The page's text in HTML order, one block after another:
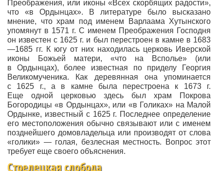
Преображения, или иконы «Всех скорбящих радости»,
что «в Ордынцах». В литературе было высказано
мнение, что храм под именем Варлаама Хутынского
упомянут в 1571 г. С именем Преображения Господня
он известен с 1625 г. и был перестроен в камне в 1683
—1685 гг. К югу от них находилась церковь Иверской
иконы Божьей матери, «что на Всполье» (или
в Ордынцах), более известная по приделу Георгия
Великомученика. Как деревянная она упоминается
с 1625 г., а в камне была перестроена к 1673 г.
Еще одной церковью здесь был храм Покрова
Богородицы «в Ордынцах», или «в Голиках» на Малой
Ордынке, известный с 1625 г. Последнее определение
его местоположения обычно связывают или с именем
позднейшего домовладельца или производят от слова
«голики» — голая, безлесная местность. Вопрос этот
требует еще своего объяснения.
Стрелецкая слобода